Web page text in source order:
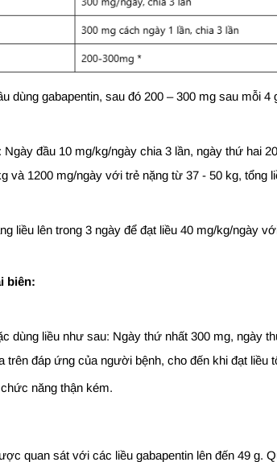
dùng gabapentin, sau đó 200 – 300 mg sau mỗi 4
đầu 10 mg/kg/ngày chia 3 lần, ngày thứ hai
và 1200 mg/ngày với trẻ nặng từ 37 - 50 kg, tổng
liều lên trong 3 ngày để đạt liều 40 mg/kg/ngày
biên:
dùng liều như sau: Ngày thứ nhất 300 mg, ngày
đáp ứng của người bệnh, cho đến khi đạt liều
năng thận kém.
quan sát với các liều gabapentin lên đến 49 g.